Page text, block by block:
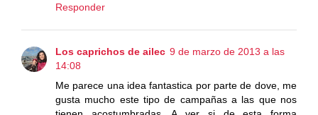
Responder
Los caprichos de ailec 9 de marzo de 2013 a las
14:08
Me parece una idea fantastica por parte de dove, me
gusta mucho este tipo de campañas a las que nos